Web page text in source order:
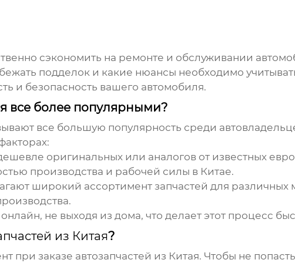
сэкономить на ремонте и обслуживании
подделок и какие нюансы необходимо
и безопасность вашего автомобиля.
все более популярными?
все большую популярность среди
оригинальных или аналогов от известных
производства и рабочей силы в Китае.
широкий ассортимент запчастей для различных
не выходя из дома, что делает этот процесс
из Китая?
при заказе автозапчастей из Китая. Чтобы не